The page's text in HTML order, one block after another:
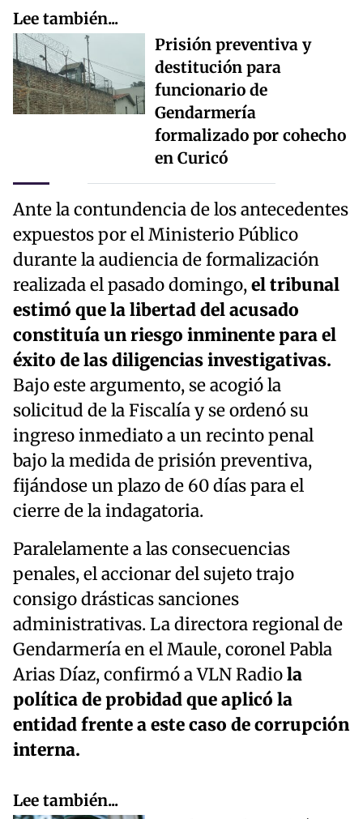
Lee también...
Prisión preventiva y
destitución para
funcionario de
Gendarmería
formalizado por cohecho
en Curicó
Ante la contundencia de los antecedentes
expuestos por el Ministerio Público
durante la audiencia de formalización
realizada el pasado domingo,el tribunal
estimó que la libertad del acusado
constituía un riesgo inminente para el
éxito de las diligencias investigativas.
Bajo este argumento, se acogió la
solicitud de la Fiscalía y se ordenó su
ingreso inmediato a un recinto penal
bajo la medida de prisión preventiva,
fijándose un plazo de 60 días para el
cierre de la indagatoria.
Paralelamente a las consecuencias
penales, el accionar del sujeto trajo
consigo drásticas sanciones
administrativas. La directora regional de
Gendarmería en el Maule, coronel Pabla
Arias Díaz, confirmó a VLN Radiola
política de probidad que aplicó la
entidad frente a este caso de corrupción
interna.
Lee también...